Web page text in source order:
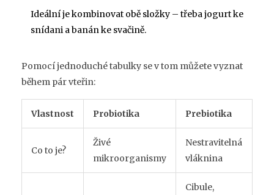
Ideální je kombinovat obě složky – třeba jogurt ke
snídani a banán ke svačině.
Pomocí jednoduché tabulky se v tom můžete vyznat
během pár vteřin:
Vlastnost Probiotika Prebiotika
Co to je?
Živé
mikroorganismy
Nestravitelná
vláknina
Cibule,